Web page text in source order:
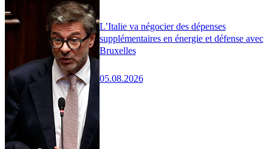
L’Italie va négocier des dépenses
supplémentaires en énergie et défense avec
Bruxelles
05.08.2026